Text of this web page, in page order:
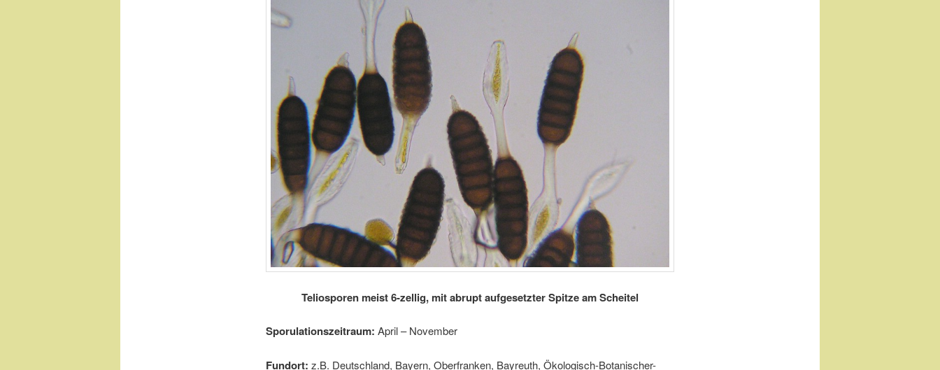
Teliosporen meist 6-zellig, mit abrupt aufgesetzter Spitze am Scheitel
Sporulationszeitraum: April – November
Fundort: z.B. Deutschland, Bayern, Oberfranken, Bayreuth, Ökologisch-Botanischer-